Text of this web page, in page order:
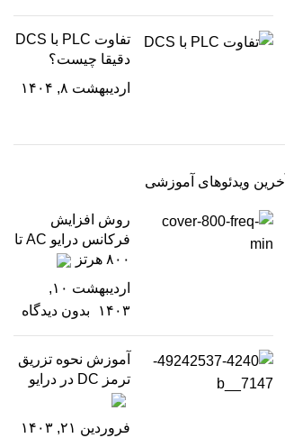
تفاوت PLC با DCS
دقیقا چیست؟
اردیبهشت ۸, ۱۴۰۴
آخرین ویدئوهای آموزشی
روش افزایش
فرکانس درایو AC تا
۸۰۰ هرتز
اردیبهشت ۱۰,
۱۴۰۳
بدون دیدگاه
آموزش نحوه تزریق
ترمز DC در درایو
فروردین ۲۱, ۱۴۰۳